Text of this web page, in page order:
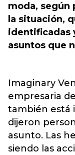
moda, según
la situación,
identificadas
asuntos que
Imaginary
empresaria
también está
dijeron
asunto. Las
siendo las